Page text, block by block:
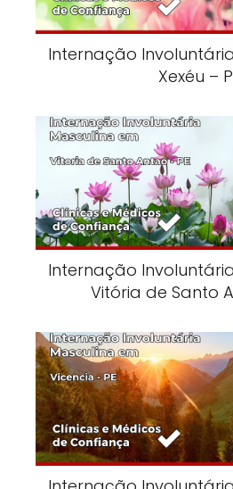
Internação
Xexéu –
Internação
Vitória de Santo